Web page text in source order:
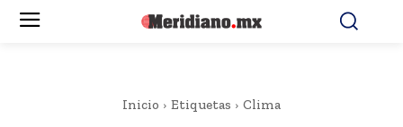
Inicio Etiquetas Clima